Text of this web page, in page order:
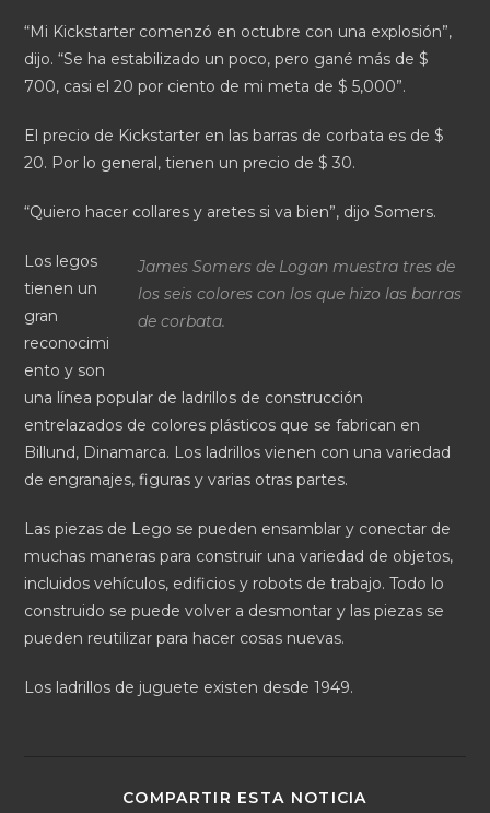
“Mi Kickstarter comenzó en octubre con una explosión”,
dijo. “Se ha estabilizado un poco, pero gané más de $
700, casi el 20 por ciento de mi meta de $ 5,000”.
El precio de Kickstarter en las barras de corbata es de $
20. Por lo general, tienen un precio de $ 30.
“Quiero hacer collares y aretes si va bien”, dijo Somers.
James Somers de Logan muestra tres de
los seis colores con los que hizo las barras
de corbata.
Los legos
tienen un
gran
reconocimi
ento y son
una línea popular de ladrillos de construcción
entrelazados de colores plásticos que se fabrican en
Billund, Dinamarca. Los ladrillos vienen con una variedad
de engranajes, figuras y varias otras partes.
Las piezas de Lego se pueden ensamblar y conectar de
muchas maneras para construir una variedad de objetos,
incluidos vehículos, edificios y robots de trabajo. Todo lo
construido se puede volver a desmontar y las piezas se
pueden reutilizar para hacer cosas nuevas.
Los ladrillos de juguete existen desde 1949.
COMPARTIR ESTA NOTICIA